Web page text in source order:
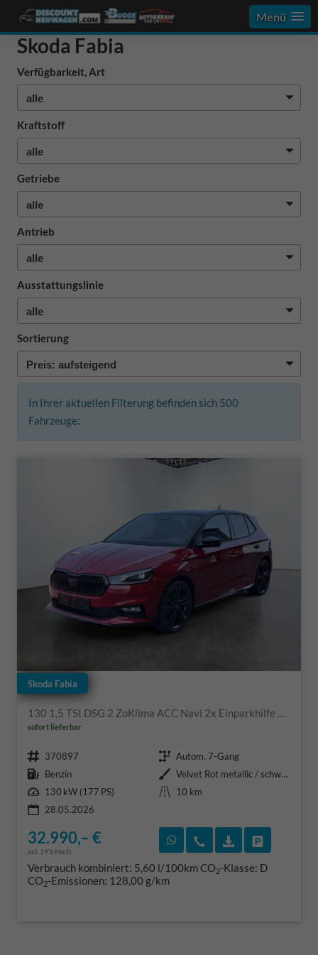
Menü
Skoda Fabia
Verfügbarkeit, Art
Kraftstoff
Getriebe
Antrieb
Ausstattungslinie
Sortierung
In Ihrer aktuellen Filterung befinden sich 500
Fahrzeuge:
Skoda Fabia
130 1,5 TSI DSG 2 ZoKlima ACC Navi 2x Einparkhilfe Kessy 18 Zoll beheiztes Lenkrad Sitzheizung Sunset 5J Garantie
sofort lieferbar
Fahrzeugnr. 370897 Getriebe Autom. 7-Gang
Kraftstoff Benzin Außenfarbe
Velvet Rot metallic / schwarzes Dach
Leistung 130 kW (177 PS) Kilometerstand
10 km
28.05.2026
32.990,– €
incl. 19% MwSt.
Rückruf vereinbaren
Wir rufen Sie an
Verbrauch kombiniert: 5,60 l/100kmCO2-Klasse: D
CO2-Emissionen: 128,00 g/km